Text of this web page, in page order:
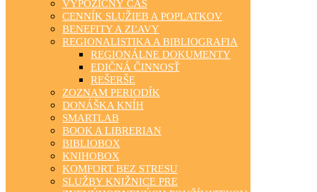
VÝPOŽIČNÝ ČAS
CENNÍK SLUŽIEB A POPLATKOV
BENEFITY A ZĽAVY
REGIONALISTIKA A BIBLIOGRAFIA
REGIONÁLNE DOKUMENTY
EDIČNÁ ČINNOSŤ
REŠERŠE
ZOZNAM PERIODÍK
DONÁŠKA KNÍH
SMARTLAB
BOOK A LIBRERIAN
BIBLIOBOX
KNIHOBOX
KOMFORT BEZ STRESU
SLUŽBY KNIŽNICE PRE